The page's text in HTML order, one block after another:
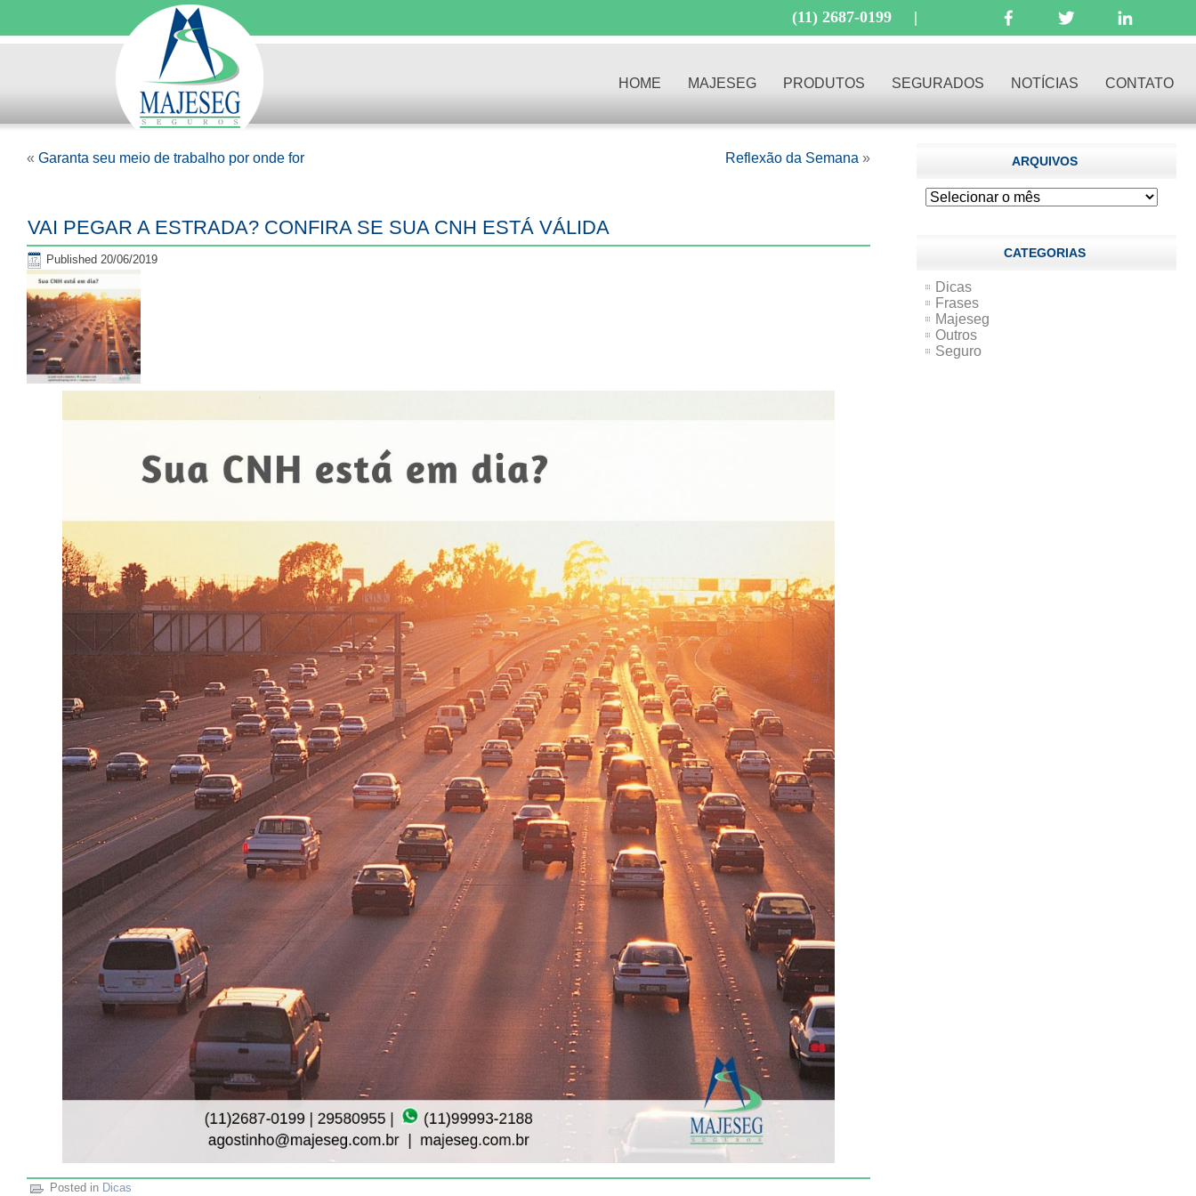
(11) 2687-0199 |
HOME MAJESEG PRODUTOS SEGURADOS NOTÍCIAS CONTATO
« Garanta seu meio de trabalho por onde for Reflexão da Semana »
VAI PEGAR A ESTRADA? CONFIRA SE SUA CNH ESTÁ VÁLIDA
Published 20/06/2019
Posted in Dicas
ARQUIVOS
Arquivos
CATEGORIAS
Dicas
Frases
Majeseg
Outros
Seguro